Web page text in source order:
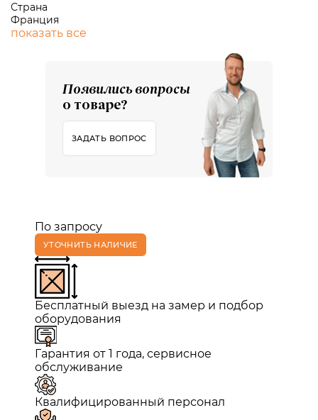
Страна
Франция
показать все
Появились вопросы
о товаре?
ЗАДАТЬ ВОПРОС
По запросу
УТОЧНИТЬ НАЛИЧИЕ
Бесплатный выезд на замер и подбор
оборудования
Гарантия от 1 года, сервисное
обслуживание
Квалифицированный персонал